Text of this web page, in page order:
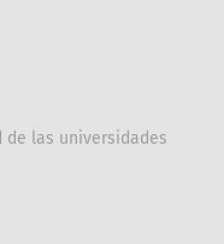
de las universidades